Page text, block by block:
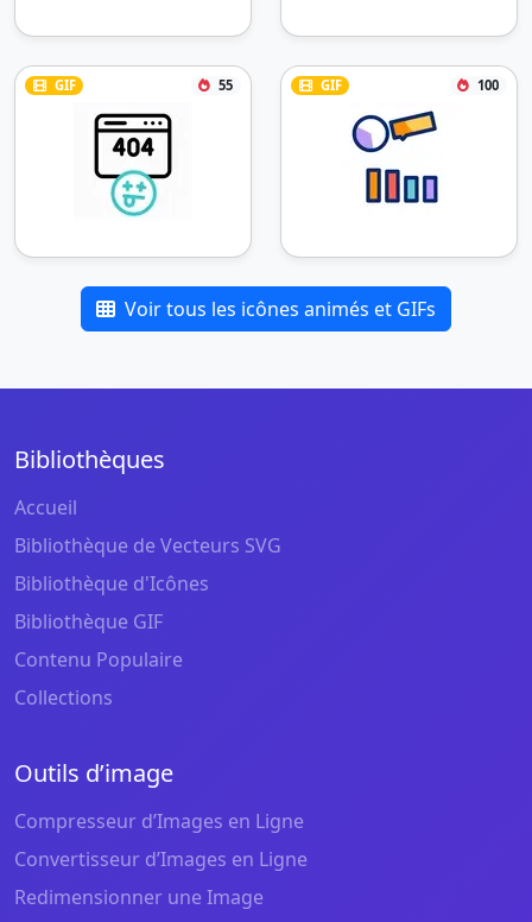
GIF 55 GIF 100
Voir tous les icônes animés et GIFs
Bibliothèques
Accueil
Bibliothèque de Vecteurs SVG
Bibliothèque d'Icônes
Bibliothèque GIF
Contenu Populaire
Collections
Outils d’image
Compresseur d’Images en Ligne
Convertisseur d’Images en Ligne
Redimensionner une Image